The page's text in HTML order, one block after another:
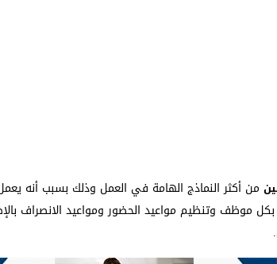
من أكثر النماذج الهامة في العمل وذلك بسبب أنه
موظف وتنظيم مواعيد الحضور ومواعيد الانصراف